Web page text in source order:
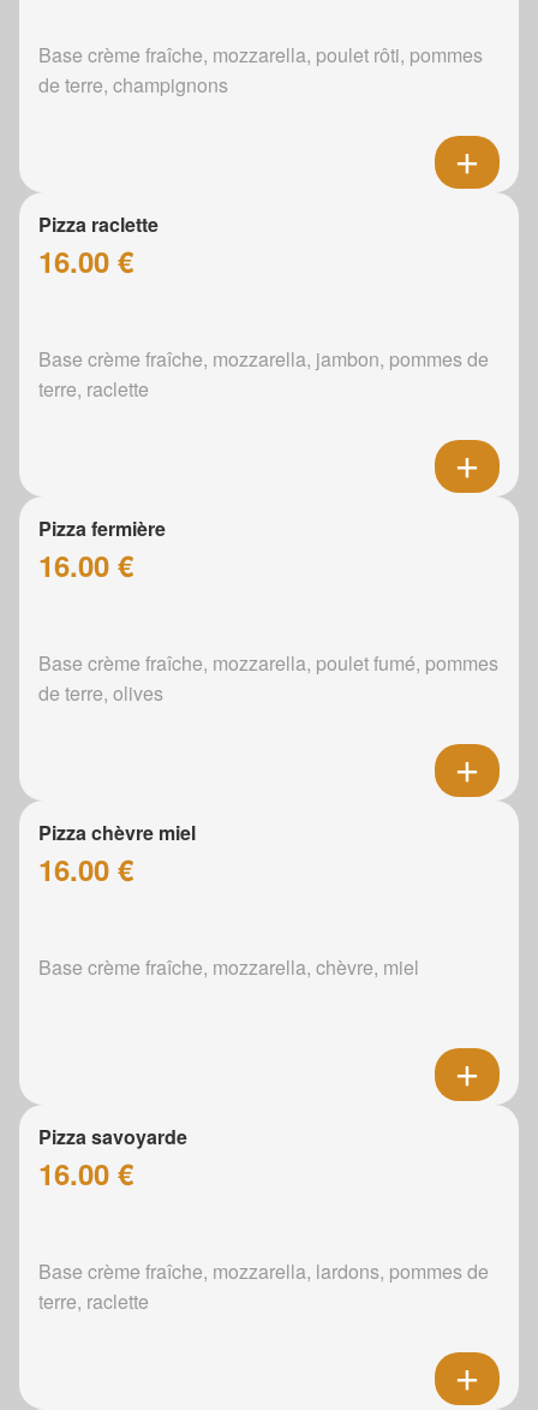
Base crème fraîche, mozzarella, poulet rôti, pommes
de terre, champignons
Pizza raclette
16.00 €
Base crème fraîche, mozzarella, jambon, pommes de
terre, raclette
Pizza fermière
16.00 €
Base crème fraîche, mozzarella, poulet fumé, pommes
de terre, olives
Pizza chèvre miel
16.00 €
Base crème fraîche, mozzarella, chèvre, miel
Pizza savoyarde
16.00 €
Base crème fraîche, mozzarella, lardons, pommes de
terre, raclette